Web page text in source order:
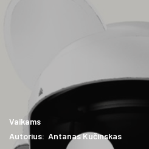
Vaikams
Autorius: Antanas Kučinskas